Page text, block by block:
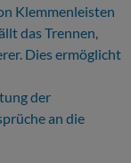
Klemmenleisten
das Trennen,
Dies ermöglicht
der
an die